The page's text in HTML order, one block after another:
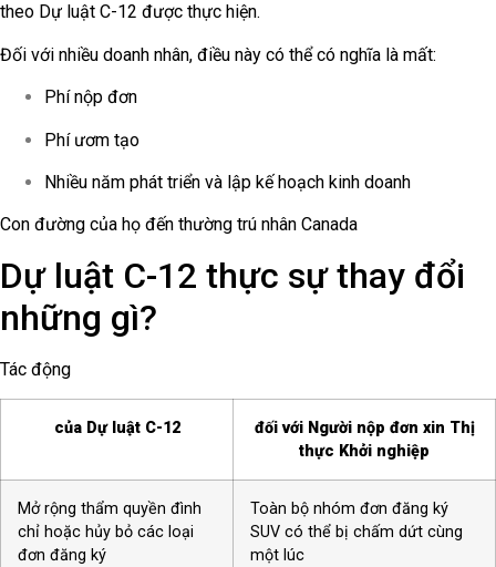
theo Dự luật C-12 được thực hiện.
Đối với nhiều doanh nhân, điều này có thể có nghĩa là mất:
Phí nộp đơn
Phí ươm tạo
Nhiều năm phát triển và lập kế hoạch kinh doanh
Con đường của họ đến thường trú nhân Canada
Dự luật C-12 thực sự thay đổi
những gì?
Tác động
của Dự luật C-12
đối với Người nộp đơn xin Thị
thực Khởi nghiệp
Mở rộng thẩm quyền đình
chỉ hoặc hủy bỏ các loại
đơn đăng ký
Toàn bộ nhóm đơn đăng ký
SUV có thể bị chấm dứt cùng
một lúc